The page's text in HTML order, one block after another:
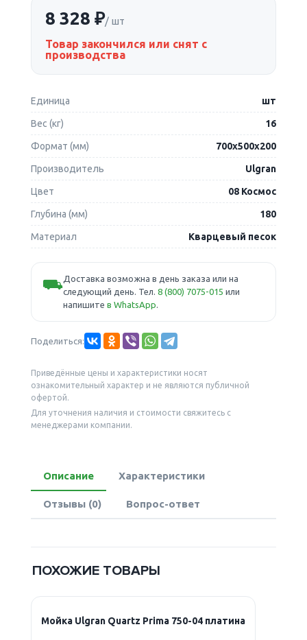
8 328 ₽/ шт
Товар закончился или снят с
производства
Единица шт
Вес (кг) 16
Формат (мм) 700х500х200
Производитель Ulgran
Цвет 08 Космос
Глубина (мм) 180
Материал Кварцевый песок
⛟Доставка возможна в день заказа или на
следующий день. Тел. 8 (800) 7075-015 или
напишите в WhatsApp.
Поделиться:
Приведённые цены и характеристики носят
ознакомительный характер и не являются публичной
офертой.
Для уточнения наличия и стоимости свяжитесь с
менеджерами компании.
Описание Характеристики
Отзывы (0) Вопрос-ответ
ПОХОЖИЕ ТОВАРЫ
Мойка Ulgran Quartz Prima 750-04 платина